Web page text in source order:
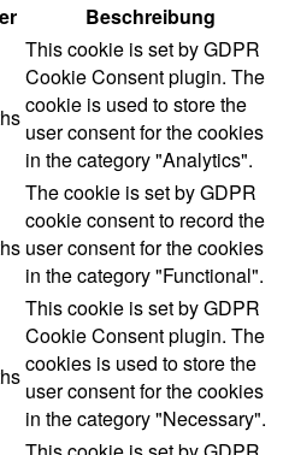
Beschreibung
This cookie is set by GDPR
Cookie Consent plugin. The
cookie is used to store the
user consent for the cookies
in the category "Analytics".
The cookie is set by GDPR
cookie consent to record the
user consent for the cookies
in the category "Functional".
This cookie is set by GDPR
Cookie Consent plugin. The
cookies is used to store the
user consent for the cookies
in the category "Necessary".